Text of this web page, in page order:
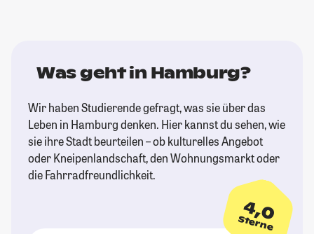
Was geht in Hamburg?
Wir haben Studierende gefragt, was sie über das
Leben in Hamburg denken. Hier kannst du sehen, wie
sie ihre Stadt beurteilen – ob kulturelles Angebot
oder Kneipenlandschaft, den Wohnungsmarkt oder
die Fahrradfreundlichkeit.
4,0
Sterne